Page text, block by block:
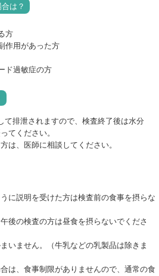
は？
方
作用があった方
ド過敏症の方
て排泄されますので、検査終了後は水分
てください。
は、医師に相談してください。
に説明を受けた方は検査前の食事を摂らな
後の検査の方は昼食を摂らないでくださ
いません。（牛乳などの乳製品は除きま
は、食事制限がありませんので、通常の食